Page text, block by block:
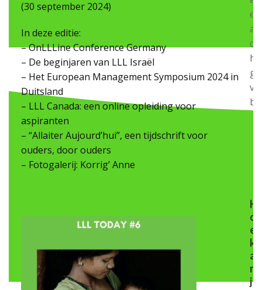
(30 september 2024)
In deze editie:
– OnLLLine Conference Germany
– De beginjaren van LLL Israël
– Het European Management Symposium 2024 in
Duitsland
– LLL Canada: een online opleiding voor
aspiranten
– “Allaiter Aujourd’hui”, een tijdschrift voor
ouders, door ouders
– Fotogalerij: Korrig’ Anne
op
H
o
e
k
a
n
j